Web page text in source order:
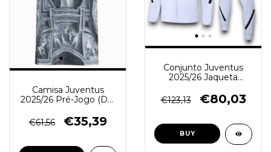
Camisa Juventus
2025/26 Pré-Jogo (Del
Masculina - Cinza
€61,56 €35,39
Conjunto Juventus
2025/26 Jaqueta
Masculino - Branco
€123,13 €80,03
BUY